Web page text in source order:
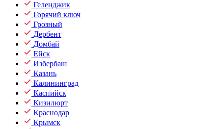
Геленджик
Горячий ключ
Грозный
Дербент
Домбай
Ейск
Избербаш
Казань
Калининград
Каспийск
Кизилюрт
Краснодар
Крымск